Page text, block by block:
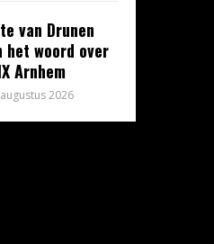
van Drunen
het woord over
Arnhem
2026